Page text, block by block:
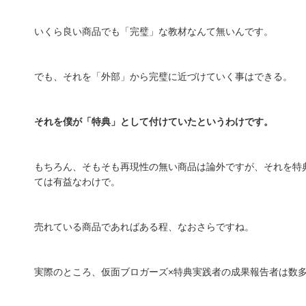
いくら良い商品でも「完璧」な教材なんて無いんです。
でも、それを「外部」から完璧に近づけていく事はできる。
それを僕が「特典」として付けていたというわけです。
もちろん、そもそも再現性の無い商品は論外ですが、それを
ては有益なわけで。
売れている商品であればある程、なおさらですね。
実際のところ、仮面ブロガーズ×特典実践者の成果報告者は数